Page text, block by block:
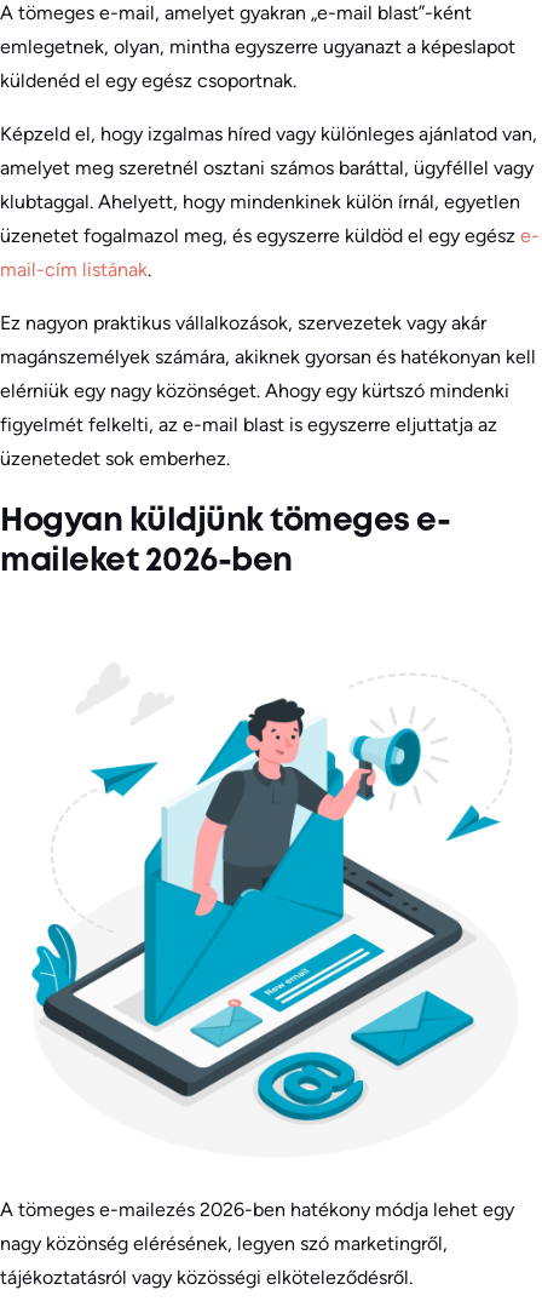
A tömeges e-mail, amelyet gyakran „e-mail blast”-ként
emlegetnek, olyan, mintha egyszerre ugyanazt a képeslapot
küldenéd el egy egész csoportnak.
Képzeld el, hogy izgalmas híred vagy különleges ajánlatod van,
amelyet meg szeretnél osztani számos baráttal, ügyféllel vagy
klubtaggal. Ahelyett, hogy mindenkinek külön írnál, egyetlen
üzenetet fogalmazol meg, és egyszerre küldöd el egy egész e-
mail-cím listának.
Ez nagyon praktikus vállalkozások, szervezetek vagy akár
magánszemélyek számára, akiknek gyorsan és hatékonyan kell
elérniük egy nagy közönséget. Ahogy egy kürtszó mindenki
figyelmét felkelti, az e-mail blast is egyszerre eljuttatja az
üzenetedet sok emberhez.
Hogyan küldjünk tömeges e-
maileket 2026-ben
A tömeges e-mailezés 2026-ben hatékony módja lehet egy
nagy közönség elérésének, legyen szó marketingről,
tájékoztatásról vagy közösségi elköteleződésről.